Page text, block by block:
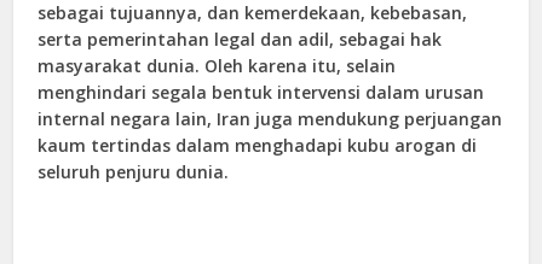
sebagai tujuannya, dan kemerdekaan, kebebasan,
serta pemerintahan legal dan adil, sebagai hak
masyarakat dunia. Oleh karena itu, selain
menghindari segala bentuk intervensi dalam urusan
internal negara lain, Iran juga mendukung perjuangan
kaum tertindas dalam menghadapi kubu arogan di
seluruh penjuru dunia.